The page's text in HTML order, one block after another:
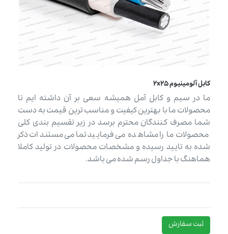
کابل آلومینیوم 2x25
ما در سیم و کابل آمل همیشه سعی بر آن داشته ایم تا
محصولات ما با بهترین کیفیت و مناسب ترین قیمت به دست
شما مصرف کنندگان محترم برسد در زیر تقسیم بندی کلی
محصولات ما را مشاهده می فرمایید تمامی مستندات ذکر
شده به تایید رسیده و مشخصات محصولات در تولید کاملا
هماهنگ با جداول رسم شده می باشد.
ثبت سفارش